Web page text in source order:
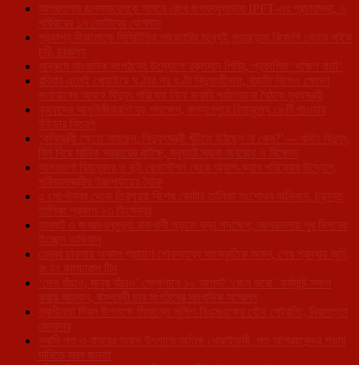
আগরতলার জনসমাবেশকে সামনে রেখে জগবন্ধুপাড়ায় IPFT-এর প্রচারসভা, ৭
পরিবারের ১৭ ভোটারের যোগদান
প্রকাশ্য দিবালোকে সিসিটিভির নজরদারির মধ্যেই গন্ডাছড়ায় বিজেপি নেতার বাইক
চুরি, চাঞ্চল্য
সাব্রুমে সাংবাদিক সংগঠনের উদ্যোগে রক্তদান শিবির, প্রকাশিত ‘দক্ষিণ বার্তা’
রবিবার এলেই খোয়াইয়ে ঘণ্টার পর ঘণ্টা বিদ্যুৎহীনতা, বাড়তি বিলেও ক্ষোভ!
জনরোষের আবহে বিদ্যুৎ পরিষেবা নিয়ে জরুরি পর্যালোচনা বৈঠকে মুখ্যমন্ত্রী
কৃষকদের আধুনিকীকরণে বড় পদক্ষেপ, কল্যাণপুরে বিনামূল্যে ৩৮টি পাওয়ার
উইডার বিতরণ
‘কৃষিমন্ত্রী ক্ষেতে নামছেন, বিদ্যুৎমন্ত্রী খুঁটিতে উঠছেন না কেন?’— বর্ধিত বিদ্যুৎ
বিল নিয়ে মানিক সরকারের কটাক্ষ, মনুঘাটে সড়ক অবরোধ ও বিক্ষোভ
আগরতলা বিমানবন্দর ও দুই রেলস্টেশন থেকে অ্যাপ-ক্যাব পরিষেবার উদ্যোগ,
পরিবহনমন্ত্রীর উচ্চপর্যায়ের বৈঠক
৫ সেপ্টেম্বর থেকে ত্রিপুরায় বিশেষ ভোটার তালিকা সংশোধন অভিযান, চূড়ান্ত
তালিকা প্রকাশ ২৩ ডিসেম্বর
যানজট ও জবরদখলমুক্ত রাজধানী গড়তে কড়া পদক্ষেপ, আগরতলায় পুর নিগমের
উচ্ছেদ অভিযান
রেনুকা চাকমার অকাল প্রয়াণে শোকস্তব্ধ সাংস্কৃতিক অঙ্গন, শেষ শ্রদ্ধায় জুনি
রং ঢং কালচারাল টিম
‘দেশ বাঁচাও, মানুষ বাঁচাও’ স্লোগানে ১০ আগস্ট ‘জেল ভরো’ কর্মসূচি সফল
করার আহ্বান, বামপন্থী চার সংগঠনের সাংবাদিক সম্মেলন
স্বাধীনতা দিবস উপলক্ষে সিমান্তে পুলিশ-বিএসএফের যৌথ পেট্রলিং, নিরাপত্তা
জোরদার
গবাদি পশু ও বানরের অবাধ উৎপাতে অতিষ্ঠ খোয়াইবাসী, পশু আশ্রয়কেন্দ্র গড়ার
দাবিতে সরব জনতা